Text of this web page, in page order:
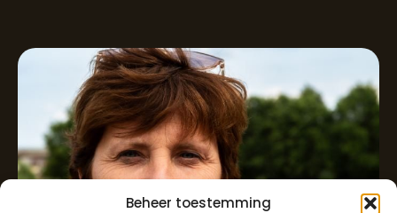
Beheer toestemming